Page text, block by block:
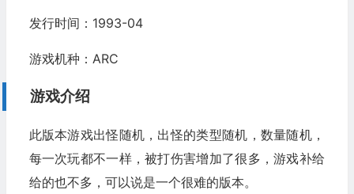
发行时间：1993-04
游戏机种：ARC
游戏介绍
此版本游戏出怪随机，出怪的类型随机，数量随机，
每一次玩都不一样，被打伤害增加了很多，游戏补给
给的也不多，可以说是一个很难的版本。